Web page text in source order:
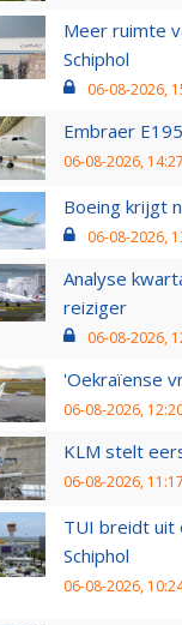
Meer ruimte
Schiphol
06-08-2026,
Embraer
06-08-2026, 14:27
Boeing krijgt
06-08-2026,
Analyse
reiziger
06-08-2026,
'Oekraïense
06-08-2026,
KLM stelt
06-08-2026, 11:17
TUI breidt uit
Schiphol
06-08-2026,